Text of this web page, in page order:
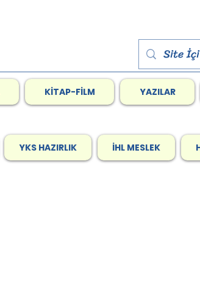
KİTAP-FİLM YAZILAR
YKS HAZIRLIK İHL MESLEK